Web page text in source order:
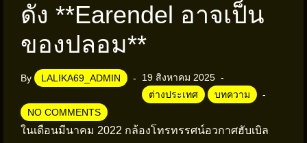
ดัง **Earendel อาจเป็น
ของปลอม**
By LALIKA69_ADMIN
19 สิงหาคม 2025
ต่างประเทศ
บทความ
NO COMMENTS
ในเดือนมีนาคม 2022 กล้องโทรทรรศน์อวกาศฮับเบิล